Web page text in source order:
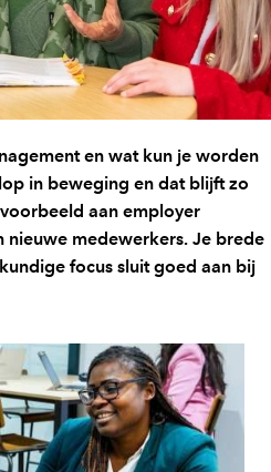
en wat kun je worden
in beweging en dat blijft zo
aan employer
medewerkers. Je brede
focus sluit goed aan bij